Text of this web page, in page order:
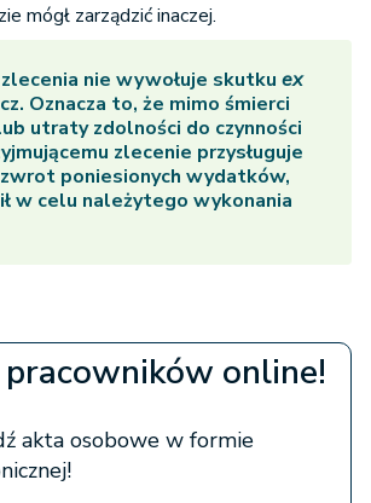
mógł zarządzić inaczej.
nie wywołuje skutku ex
Oznacza to, że mimo śmierci
utraty zdolności do czynności
zlecenie przysługuje
poniesionych wydatków,
w celu należytego wykonania
pracowników online!
akta osobowe w formie